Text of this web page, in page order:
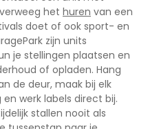
het huren van een
doet of ook sport- en
zijn units
je stellingen plaatsen en
of opladen. Hang
de deur, maak bij elk
werk labels direct bij.
stallen nooit als